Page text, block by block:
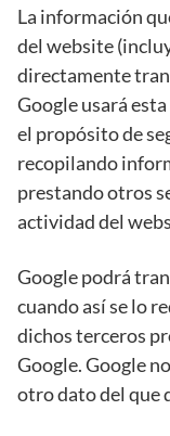
La información
del website
directamente
Google usará
el propósito de
recopilando
prestando otros
actividad del
Google podrá
cuando así se lo
dichos terceros
Google. Google
otro dato del que